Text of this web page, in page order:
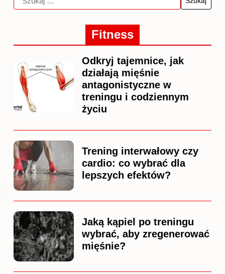
Fitness
Odkryj tajemnice, jak
działają mięśnie
antagonistyczne w
treningu i codziennym
życiu
Trening interwałowy czy
cardio: co wybrać dla
lepszych efektów?
Jaką kąpiel po treningu
wybrać, aby zregenerować
mięśnie?